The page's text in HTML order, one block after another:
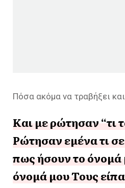
Πόσα ακόμα να τραβήξει
Και με ρώτησαν “τι
Ρώτησαν εμένα τι
πως ήσουν το
όνομά μου Τους